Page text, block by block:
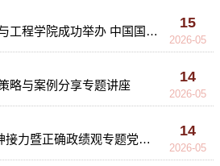
中国国际大学生创新大赛（2026）院赛评审会
15
2026-05
略与案例分享专题讲座
14
2026-05
暨正确政绩观专题党课活动
14
2026-05